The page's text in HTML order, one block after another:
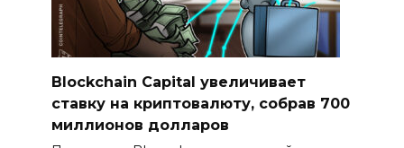
Blockchain Capital увеличивает
ставку на криптовалюту, собрав 700
миллионов долларов